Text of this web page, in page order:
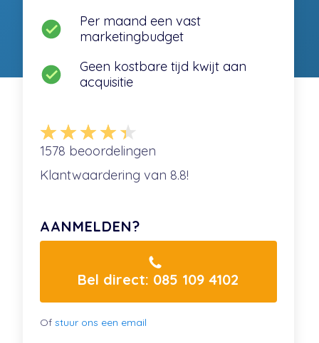
Per maand een vast
marketingbudget
Geen kostbare tijd kwijt aan
acquisitie
1578 beoordelingen
Klantwaardering van 8.8!
AANMELDEN?
Bel direct: 085 109 4102
Of stuur ons een email